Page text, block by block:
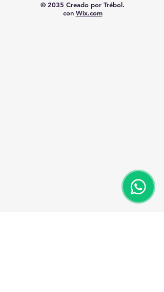
© 2035 Creado por Trébol.
con Wix.com